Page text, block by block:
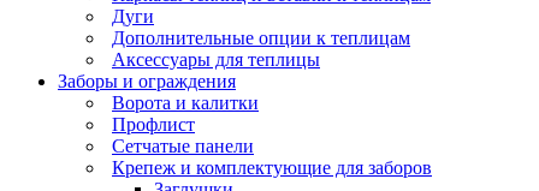
Дуги
Дополнительные опции к теплицам
Аксессуары для теплицы
Заборы и ограждения
Ворота и калитки
Профлист
Сетчатые панели
Крепеж и комплектующие для заборов